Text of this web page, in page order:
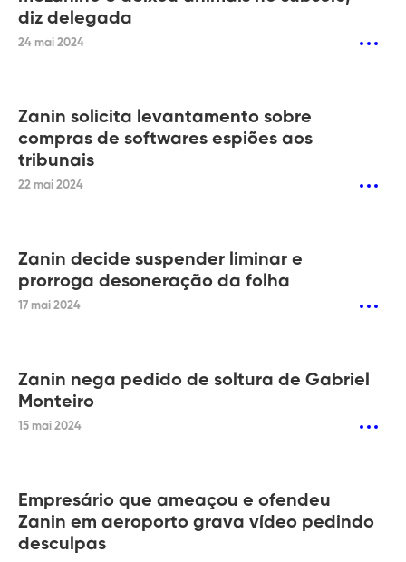
diz delegada
24 mai 2024
Zanin solicita levantamento sobre
compras de softwares espiões aos
tribunais
22 mai 2024
Zanin decide suspender liminar e
prorroga desoneração da folha
17 mai 2024
Zanin nega pedido de soltura de Gabriel
Monteiro
15 mai 2024
Empresário que ameaçou e ofendeu
Zanin em aeroporto grava vídeo pedindo
desculpas